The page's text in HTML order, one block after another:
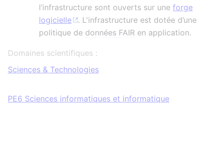
l’infrastructure sont ouverts sur une forge
logicielle
. L'infrastructure est dotée d’une
politique de données FAIR en application.
Domaines scientifiques :
Sciences & Technologies
PE6 Sciences informatiques et informatique